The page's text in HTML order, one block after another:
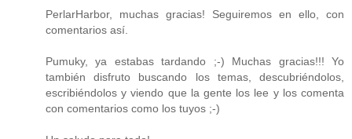
PerlarHarbor, muchas gracias! Seguiremos en ello, con
comentarios así.
Pumuky, ya estabas tardando ;-) Muchas gracias!!! Yo
también disfruto buscando los temas, descubriéndolos,
escribiéndolos y viendo que la gente los lee y los comenta
con comentarios como los tuyos ;-)